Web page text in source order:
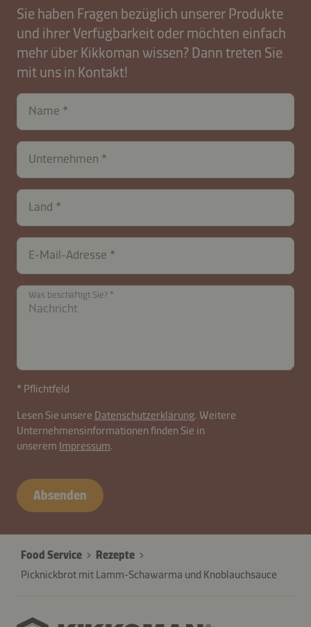
Sie haben Fragen bezüglich unserer Produkte
und ihrer Verfügbarkeit oder möchten einfach
mehr über Kikkoman wissen? Dann treten Sie
mit uns in Kontakt!
Name
Unternehmen
Land
E-Mail-Adresse
Was beschäftigt Sie?
* Pflichtfeld
contactAT-
B2B-
26574-
Lesen Sie unsere Datenschutzerklärung. Weitere
Unternehmensinformationen finden Sie in
unserem Impressum.
Absenden
Food Service
Rezepte
Picknickbrot mit Lamm-Schawarma und Knoblauchsauce